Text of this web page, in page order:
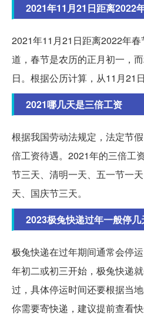
2021年11月21日距离2022
2021年11月21日距离2022年
道，春节是农历的正月初一，
日。根据公历计算，从11月21
2021哪几天是三倍工资
根据我国劳动法规定，法定节
倍工资待遇。2021年的三倍工
节三天、清明一天、五一节一
天、国庆节三天。
2023极兔快递过年一般停几
极兔快递在过年期间通常会停
年初二或初三开始，极兔快递
过，具体停运时间还要根据当
你需要寄快递，建议提前查看